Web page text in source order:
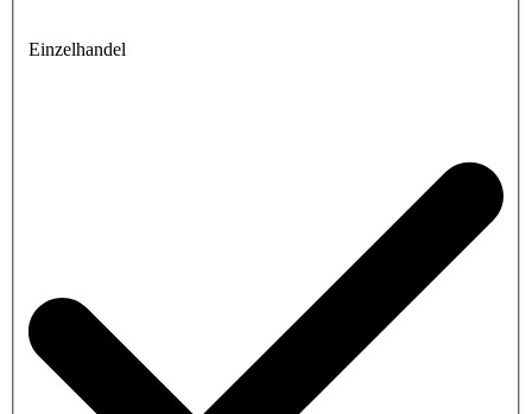
Einzelhandel